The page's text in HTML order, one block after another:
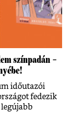
színpadán –
időutazói
fedezik